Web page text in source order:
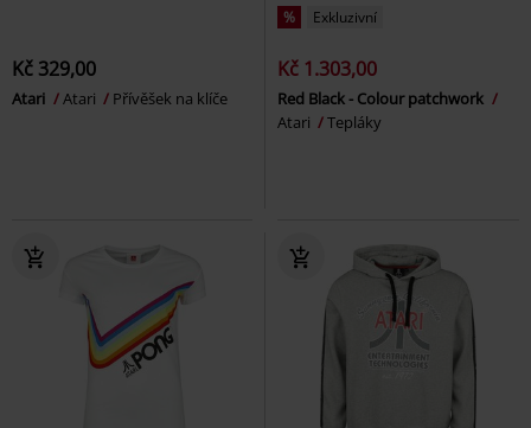
Kč 329,00
Atari Atari Přívěšek na klíče
% Exkluzivní
Kč 1.303,00
Red Black - Colour patchwork
Atari
Tepláky